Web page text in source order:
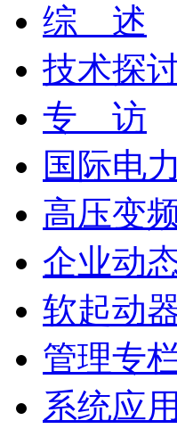
综 述
技术探
专 访
国际电
高压变
企业动
软起动
管理专
系统应用